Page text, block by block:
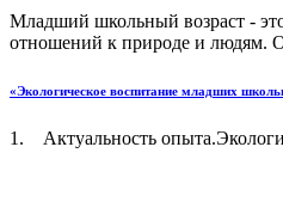
Младший школьный возраст -
отношений к природе и людям.
«Экологическое воспитание младших
1. Актуальность